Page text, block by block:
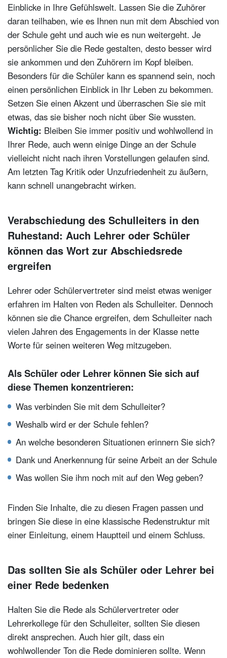
Einblicke in Ihre Gefühlswelt. Lassen Sie die Zuhörer
daran teilhaben, wie es Ihnen nun mit dem Abschied von
der Schule geht und auch wie es nun weitergeht. Je
persönlicher Sie die Rede gestalten, desto besser wird
sie ankommen und den Zuhörern im Kopf bleiben.
Besonders für die Schüler kann es spannend sein, noch
einen persönlichen Einblick in Ihr Leben zu bekommen.
Setzen Sie einen Akzent und überraschen Sie sie mit
etwas, das sie bisher noch nicht über Sie wussten.
Wichtig: Bleiben Sie immer positiv und wohlwollend in
Ihrer Rede, auch wenn einige Dinge an der Schule
vielleicht nicht nach ihren Vorstellungen gelaufen sind.
Am letzten Tag Kritik oder Unzufriedenheit zu äußern,
kann schnell unangebracht wirken.
Verabschiedung des Schulleiters in den
Ruhestand: Auch Lehrer oder Schüler
können das Wort zur Abschiedsrede
ergreifen
Lehrer oder Schülervertreter sind meist etwas weniger
erfahren im Halten von Reden als Schulleiter. Dennoch
können sie die Chance ergreifen, dem Schulleiter nach
vielen Jahren des Engagements in der Klasse nette
Worte für seinen weiteren Weg mitzugeben.
Als Schüler oder Lehrer können Sie sich auf
diese Themen konzentrieren:
Was verbinden Sie mit dem Schulleiter?
Weshalb wird er der Schule fehlen?
An welche besonderen Situationen erinnern Sie sich?
Dank und Anerkennung für seine Arbeit an der Schule
Was wollen Sie ihm noch mit auf den Weg geben?
Finden Sie Inhalte, die zu diesen Fragen passen und
bringen Sie diese in eine klassische Redenstruktur mit
einer Einleitung, einem Hauptteil und einem Schluss.
Das sollten Sie als Schüler oder Lehrer bei
einer Rede bedenken
Halten Sie die Rede als Schülervertreter oder
Lehrerkollege für den Schulleiter, sollten Sie diesen
direkt ansprechen. Auch hier gilt, dass ein
wohlwollender Ton die Rede dominieren sollte. Wenn